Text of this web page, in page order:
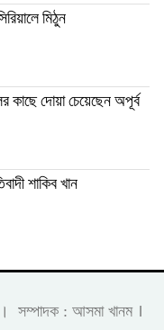
মিঠুন
দোয়া চেয়েছেন অপূর্ব
শাকিব খান
। সম্পাদক : আসমা খানম ।